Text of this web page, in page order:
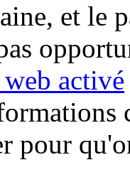
et le
activé
pour